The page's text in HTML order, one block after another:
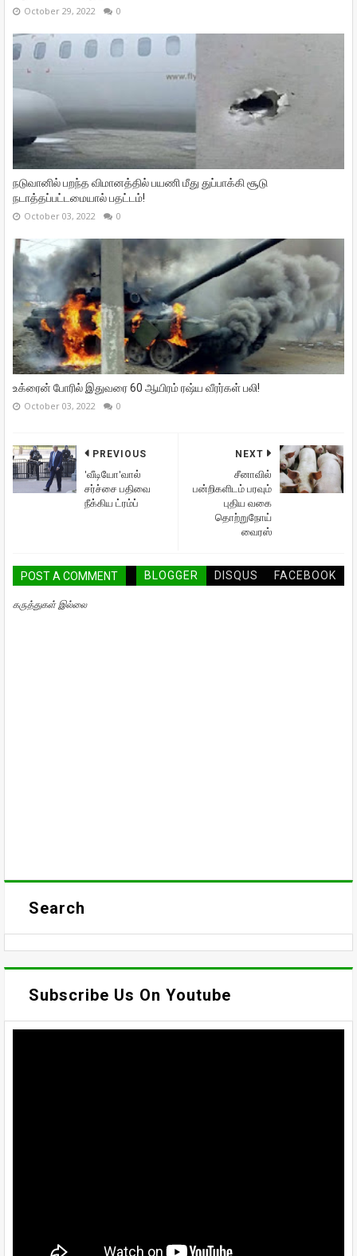
October 29, 2022 0
நடுவானில் பறந்த விமானத்தில் பயணி மீது துப்பாக்கி சூடு
நடாத்தப்பட்டமையால் பதட்டம்!
October 03, 2022 0
உக்ரைன் போரில் இதுவரை 60 ஆயிரம் ரஷ்ய வீரர்கள் பலி!
October 03, 2022 0
NEXT
சீனாவில்
பன்றிகளிடம் பரவும்
புதிய வகை
தொற்றுநோய்
வைரஸ்
PREVIOUS
'வீடியோ'வால்
சர்ச்சை பதிவை
நீக்கிய ட்ரம்ப்
POST A COMMENT BLOGGER DISQUS FACEBOOK
கருத்துகள் இல்லை
Search
Subscribe Us On Youtube